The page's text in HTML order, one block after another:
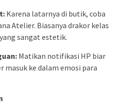
Karena latarnya di butik, coba
Atelier. Biasanya drakor kelas
sangat estetik.
Matikan notifikasi HP biar
masuk ke dalam emosi para